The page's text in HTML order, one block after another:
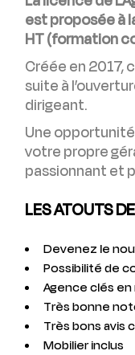
est proposée à
HT (formation
Créée en
suite à
dirigeant.
Une
votre propre
passionnant et
LES ATOUTS
Devenez le
Possibilité de
Agence clés
Très bonne
Très bons avis
Mobilier inclus